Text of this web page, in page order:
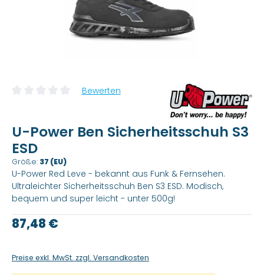
Durchschnittliche Bewertung von 0 von 5 Sternen
Bewerten
U-Power Ben Sicherheitsschuh S3
ESD
Größe: 37 (EU)
U-Power Red Leve - bekannt aus Funk & Fernsehen.
Ultraleichter Sicherheitsschuh Ben S3 ESD. Modisch,
bequem und super leicht - unter 500g!
Regulärer Preis:
87,48 €
Preise exkl. MwSt. zzgl. Versandkosten